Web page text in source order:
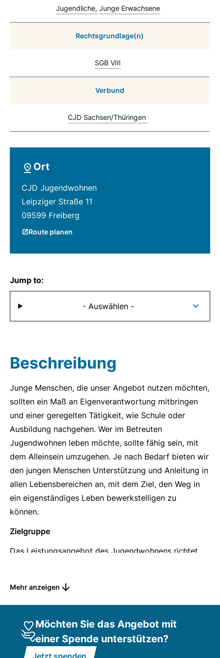
Jugendliche Junge Erwachsene
Rechtsgrundlage(n)
SGB VIII
Verbund
CJD Sachsen/Thüringen
Ort
CJD Jugendwohnen
Leipziger Straße 11
09599 Freiberg
Route planen
Jump to:
- Auswählen -
Beschreibung
Junge Menschen, die unser Angebot nutzen möchten,
sollten ein Maß an Eigenverantwortung mitbringen
und einer geregelten Tätigkeit, wie Schule oder
Ausbildung nachgehen. Wer im Betreuten
Jugendwohnen leben möchte, sollte fähig sein, mit
dem Alleinsein umzugehen. Je nach Bedarf bieten wir
den jungen Menschen Unterstützung und Anleitung in
allen Lebensbereichen an, mit dem Ziel, den Weg in
ein eigenständiges Leben bewerkstelligen zu
können.
Zielgruppe
Das Leistungsangebot des Jugendwohnens richtet
Hauswirtschaft, Organisationen und Selbständigkeit.
weitere Apartments angemietet werden)
Grundlagen (§§)
Mehr anzeigen
Möchten Sie das Angebot mit
einer Spende unterstützen?
Jetzt spenden